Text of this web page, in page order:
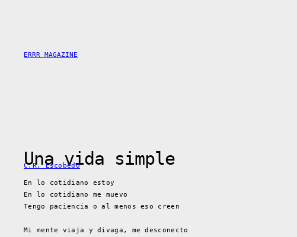
ERRR MAGAZINE
Una vida simple
C.R. Escobedo
En lo cotidiano estoy
En lo cotidiano me muevo
Tengo paciencia o al menos eso creen
Mi mente viaja y divaga, me desconecto